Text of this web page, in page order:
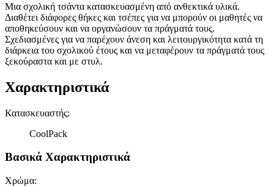
Μια σχολική τσάντα κατασκευασμένη από ανθεκτικά υλικά.
Διαθέτει διάφορες θήκες και τσέπες για να μπορούν οι μαθητές να
αποθηκεύσουν και να οργανώσουν τα πράγματά τους.
Σχεδιασμένες για να παρέχουν άνεση και λειτουργικότητα κατά τη
διάρκεια του σχολικού έτους και να μεταφέρουν τα πράγματά τους
ξεκούραστα και με στυλ.
Χαρακτηριστικά
Κατασκευαστής:
CoolPack
Βασικά Χαρακτηριστικά
Χρώμα: